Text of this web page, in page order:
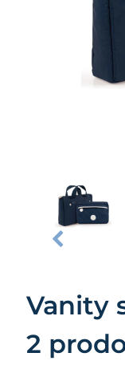
Vanity
2